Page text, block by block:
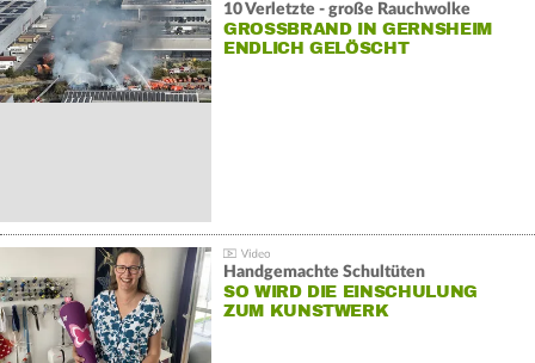
10 Verletzte - große Rauchwolke
GROSSBRAND IN GERNSHEIM E
NDLICH GELÖSCHT
Handgemachte Schultüten
SO WIRD DIE EINSCHULUNG
ZUM KUNSTWERK